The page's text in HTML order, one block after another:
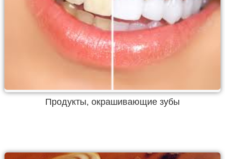
Продукты, окрашивающие зубы